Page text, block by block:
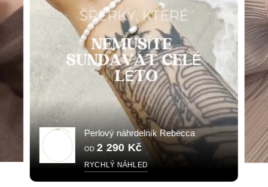
Perlový náhrdelník Rebecca
OD 2 290 Kč
RYCHLÝ NÁHLED